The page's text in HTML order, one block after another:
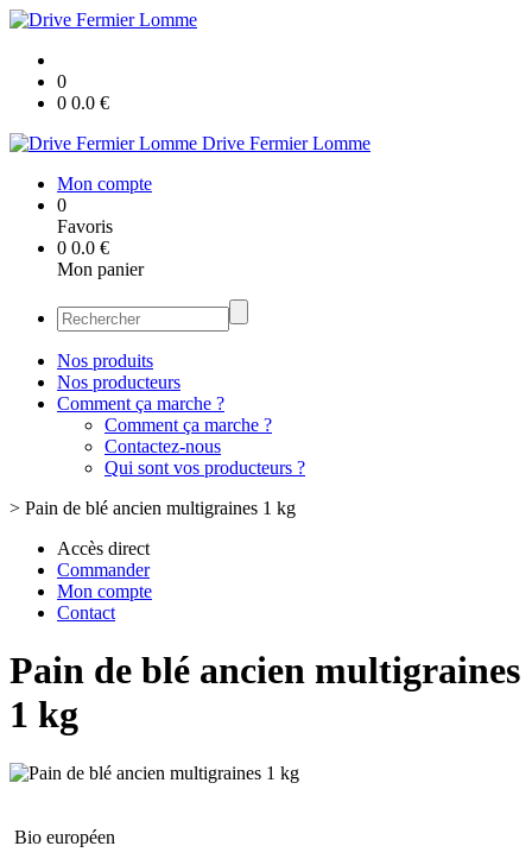
0
0 0.0 €
Drive Fermier Lomme
Mon compte
0
Favoris
0 0.0 €
Mon panier
Nos produits
Nos producteurs
Comment ça marche ?
Comment ça marche ?
Contactez-nous
Qui sont vos producteurs ?
> Pain de blé ancien multigraines 1 kg
Accès direct
Commander
Mon compte
Contact
Pain de blé ancien multigraines
1 kg
Bio européen